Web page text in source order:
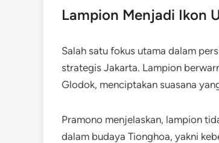
Lampion Menjadi Ikon
Salah satu fokus utama dalam
strategis Jakarta. Lampion
Glodok, menciptakan suasana
Pramono menjelaskan, lampion
dalam budaya Tionghoa, yakni